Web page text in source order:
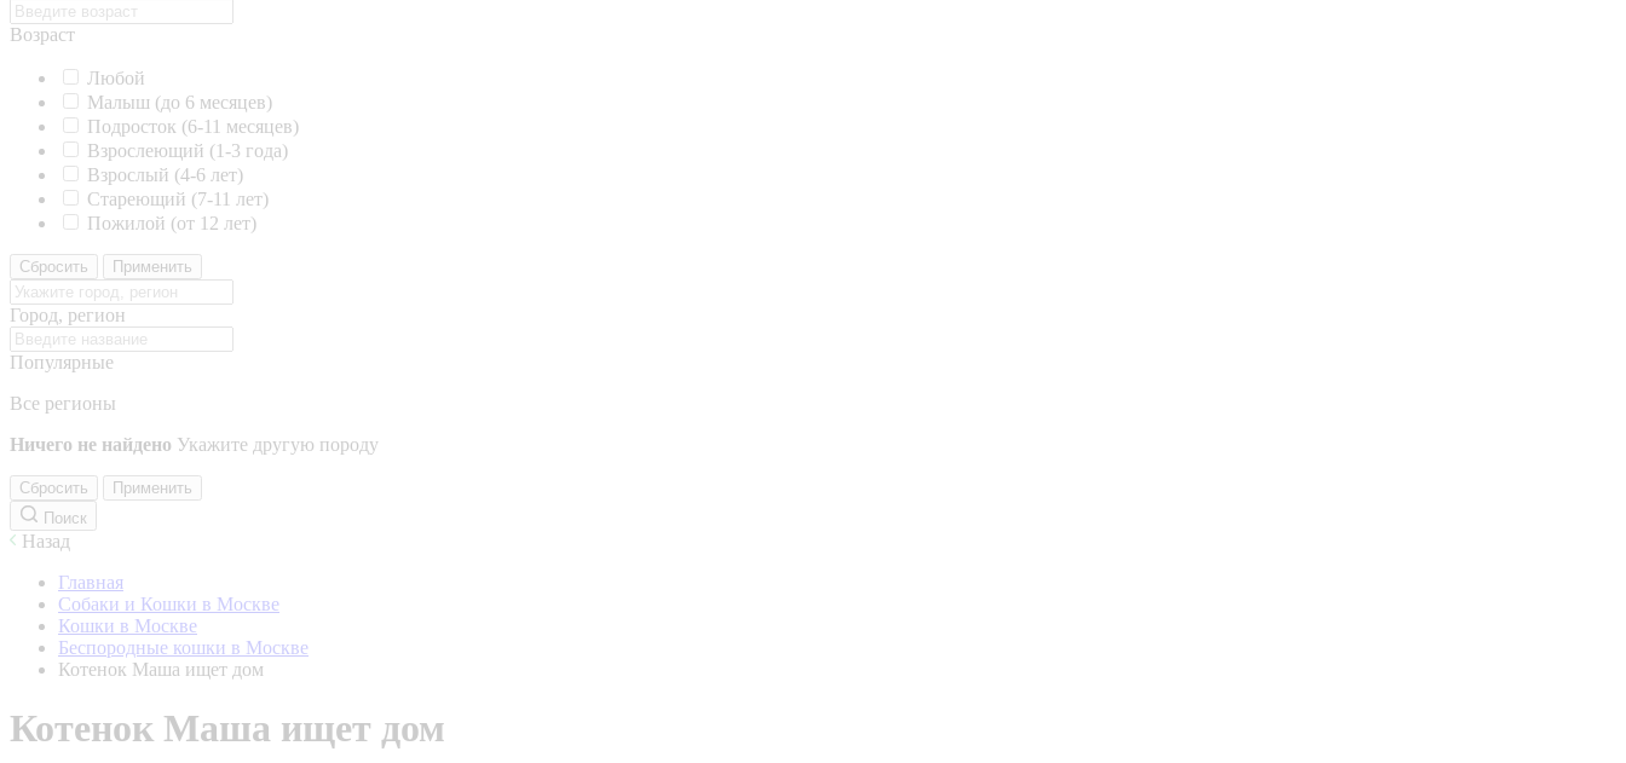
Возраст
Любой
Малыш (до 6 месяцев)
Подросток (6-11 месяцев)
Взрослеющий (1-3 года)
Взрослый (4-6 лет)
Стареющий (7-11 лет)
Пожилой (от 12 лет)
Сбросить Применить
Город, регион
Популярные
Все регионы
Ничего не найдено Укажите другую породу
Сбросить
Применить
Поиск
Назад
Главная
Собаки и Кошки в Москве
Кошки в Москве
Беспородные кошки в Москве
Котенок Маша ищет дом
Котенок Маша ищет дом